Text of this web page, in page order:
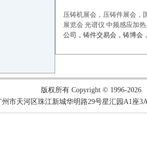
压铸机展会，压铸件展会
展览会 光谱仪 中频感应加
公司，铸件交易会，铸博会
版权所有 Copyright © 1996-2026
州市天河区珠江新城华明路29号星汇园A1座